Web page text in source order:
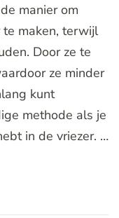
manier om
maken, terwijl
Door ze te
ze minder
kunt
methode als je
in de vriezer. …